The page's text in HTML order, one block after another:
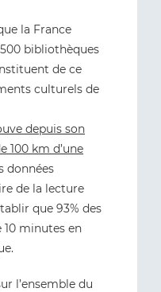
la France
bibliothèques
de ce
culturels de
depuis son
100 km d’une
données
de la lecture
que 93% des
minutes en
l’ensemble du